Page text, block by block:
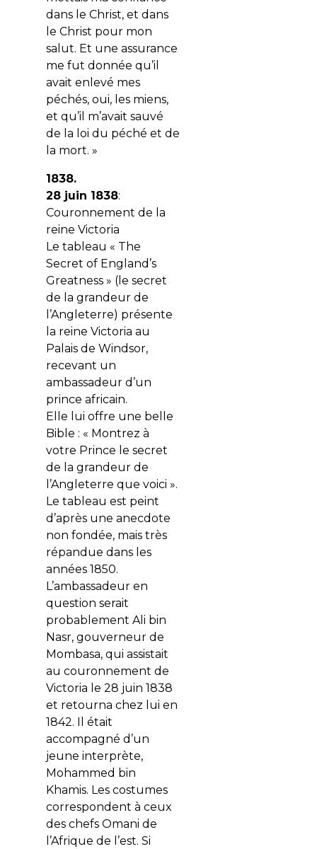
dans le Christ, et dans
le Christ pour mon
salut. Et une assurance
me fut donnée qu’il
avait enlevé mes
péchés, oui, les miens,
et qu’il m’avait sauvé
de la loi du péché et de
la mort. »
1838.
28 juin 1838:
Couronnement de la
reine Victoria
Le tableau « The
Secret of England’s
Greatness » (le secret
de la grandeur de
l’Angleterre) présente
la reine Victoria au
Palais de Windsor,
recevant un
ambassadeur d’un
prince africain.
Elle lui offre une belle
Bible : « Montrez à
votre Prince le secret
de la grandeur de
l’Angleterre que voici ».
Le tableau est peint
d’après une anecdote
non fondée, mais très
répandue dans les
années 1850.
L’ambassadeur en
question serait
probablement Ali bin
Nasr, gouverneur de
Mombasa, qui assistait
au couronnement de
Victoria le 28 juin 1838
et retourna chez lui en
1842. Il était
accompagné d’un
jeune interprète,
Mohammed bin
Khamis. Les costumes
correspondent à ceux
des chefs Omani de
l’Afrique de l’est. Si